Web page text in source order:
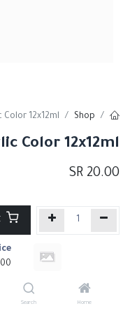
Home
Search
Shop
12x12ml
Color 12x12ml
20.00
Add to Cart
إضافة إلى قائمة الأمنيات